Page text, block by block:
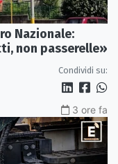
Nazionale:
non passerelle»
Condividi su:
3 ore fa